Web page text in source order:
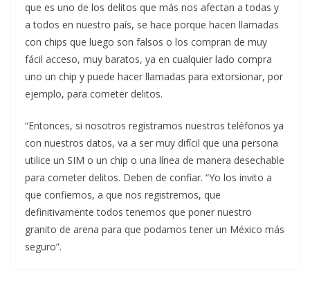
que es uno de los delitos que más nos afectan a todas y
a todos en nuestro país, se hace porque hacen llamadas
con chips que luego son falsos o los compran de muy
fácil acceso, muy baratos, ya en cualquier lado compra
uno un chip y puede hacer llamadas para extorsionar, por
ejemplo, para cometer delitos.
“Entonces, si nosotros registramos nuestros teléfonos ya
con nuestros datos, va a ser muy difícil que una persona
utilice un SIM o un chip o una línea de manera desechable
para cometer delitos. Deben de confiar. “Yo los invito a
que confiemos, a que nos registremos, que
definitivamente todos tenemos que poner nuestro
granito de arena para que podamos tener un México más
seguro”.